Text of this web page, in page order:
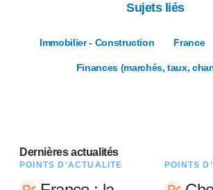
Sujets liés
Immobilier - Construction France
Finances (marchés, taux,
Dernières actualités
POINTS D’ACTUALITÉ POINTS